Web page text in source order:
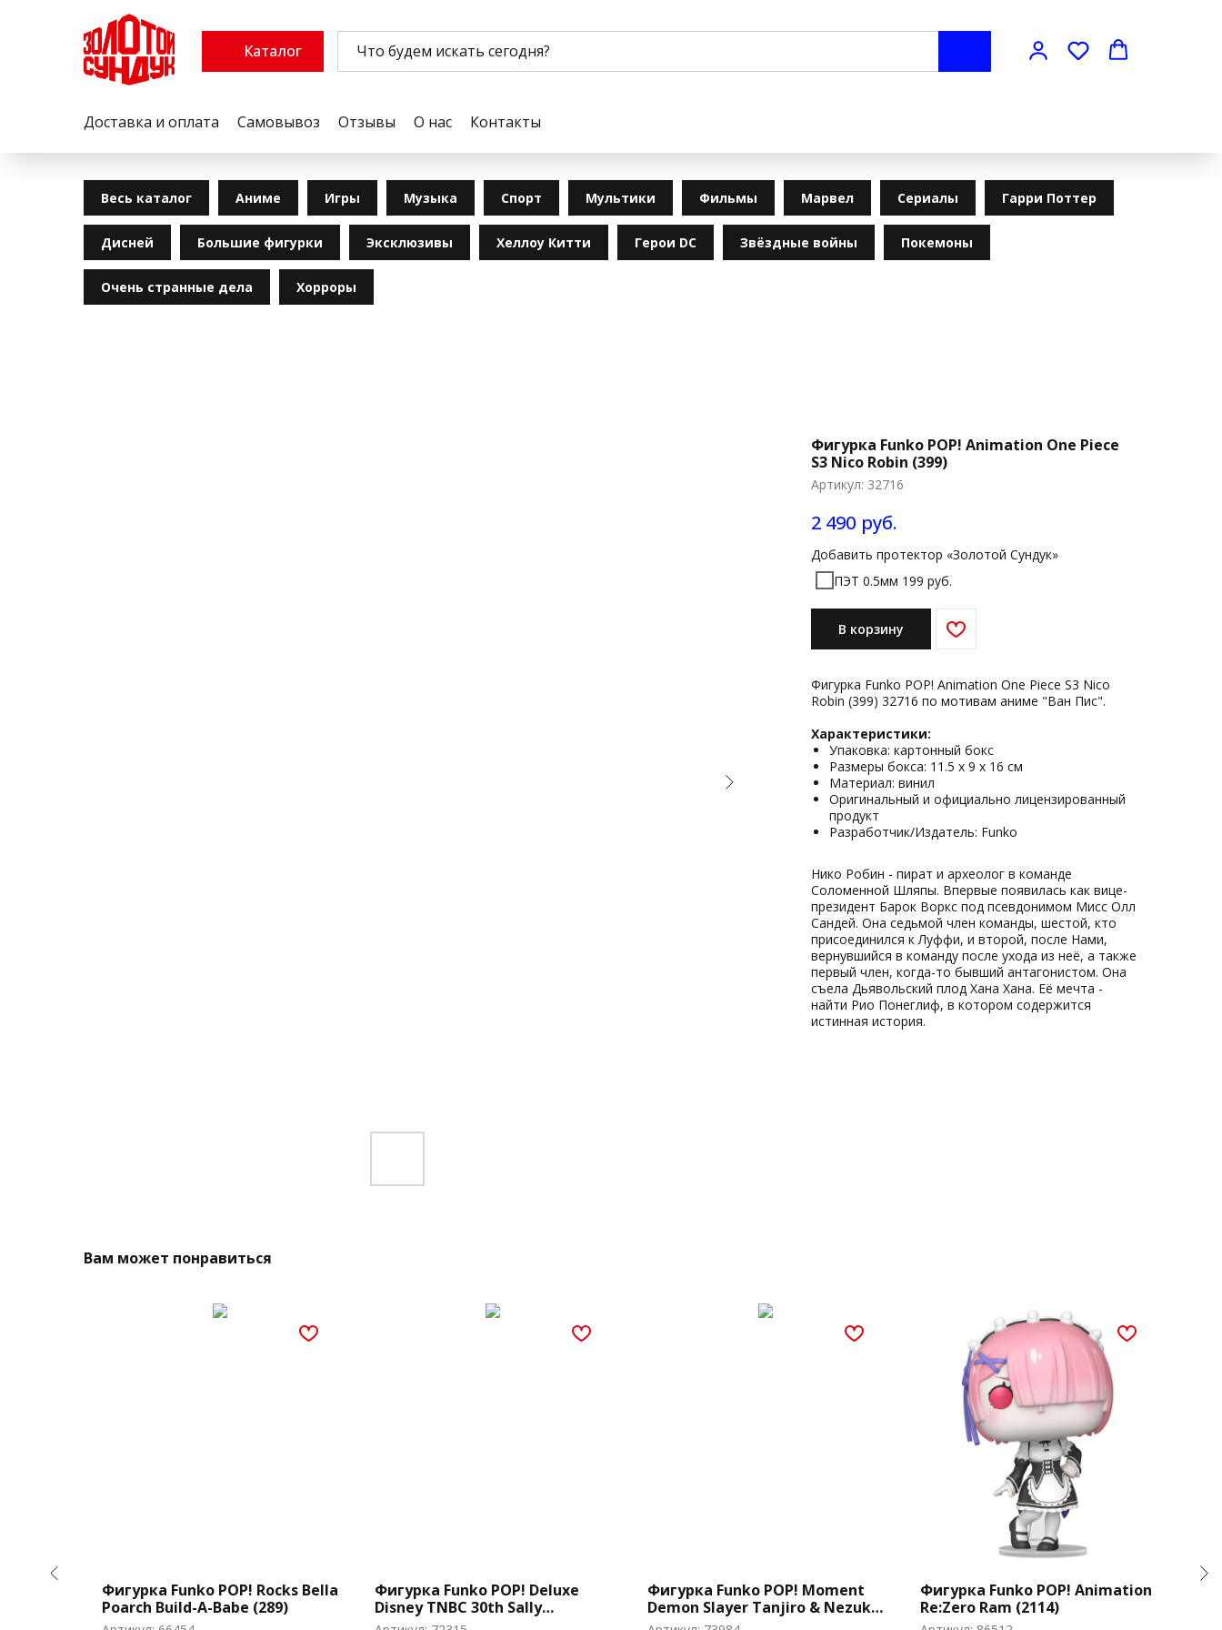
Каталог
Доставка и оплата Самовывоз Отзывы О нас Контакты
Весь каталог Аниме Игры Музыка Спорт Мультики Фильмы Марвел Сериалы Гарри Поттер
Дисней Большие фигурки Эксклюзивы Хеллоу Китти Герои DC Звёздные войны Покемоны
Очень странные дела Хорроры
Фигурка Funko POP! Animation One Piece
S3 Nico Robin (399)
Артикул: 32716
2 490 руб.
Добавить протектор «Золотой Сундук»
ПЭТ 0.5мм 199 руб.
В корзину
Фигурка Funko POP! Animation One Piece S3 Nico
Robin (399) 32716 по мотивам аниме "Ван Пис".
Характеристики:
Упаковка: картонный бокс
Размеры бокса: 11.5 х 9 х 16 см
Материал: винил
Оригинальный и официально лицензированный
продукт
Разработчик/Издатель: Funko
Нико Робин - пират и археолог в команде
Соломенной Шляпы. Впервые появилась как вице-
президент Барок Воркс под псевдонимом Мисс Олл
Сандей. Она седьмой член команды, шестой, кто
присоединился к Луффи, и второй, после Нами,
вернувшийся в команду после ухода из неё, а также
первый член, когда-то бывший антагонистом. Она
съела Дьявольский плод Хана Хана. Её мечта -
найти Рио Понеглиф, в котором содержится
истинная история.
Вам может понравиться
Фигурка Funko POP! Rocks Bella
Poarch Build-A-Babe (289)
Фигурка Funko POP! Deluxe
Disney TNBC 30th Sally
w/Gravestone (1358)
Фигурка Funko POP! Moment
Demon Slayer Tanjiro & Nezuko
vs. Temple Demon (Exc) (1419)
Фигурка Funko POP! Animation
Re:Zero Ram (2114)